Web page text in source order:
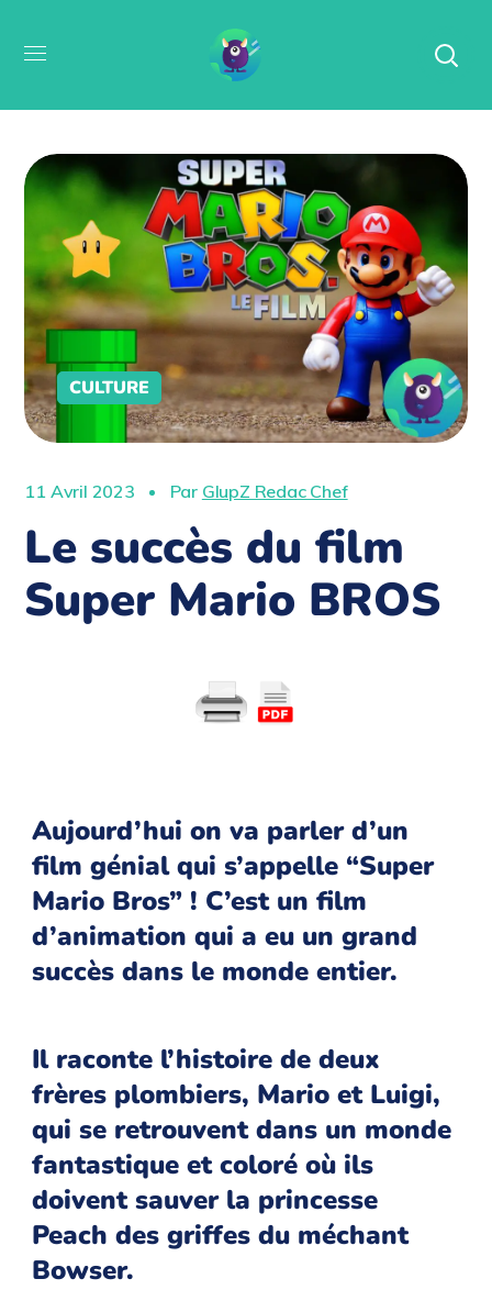
CULTURE
11 Avril 2023 Par GlupZ Redac Chef
Le succès du film
Super Mario BROS
Aujourd’hui on va parler d’un
film génial qui s’appelle “Super
Mario Bros” ! C’est un film
d’animation qui a eu un grand
succès dans le monde entier.
Il raconte l’histoire de deux
frères plombiers, Mario et Luigi,
qui se retrouvent dans un monde
fantastique et coloré où ils
doivent sauver la princesse
Peach des griffes du méchant
Bowser.